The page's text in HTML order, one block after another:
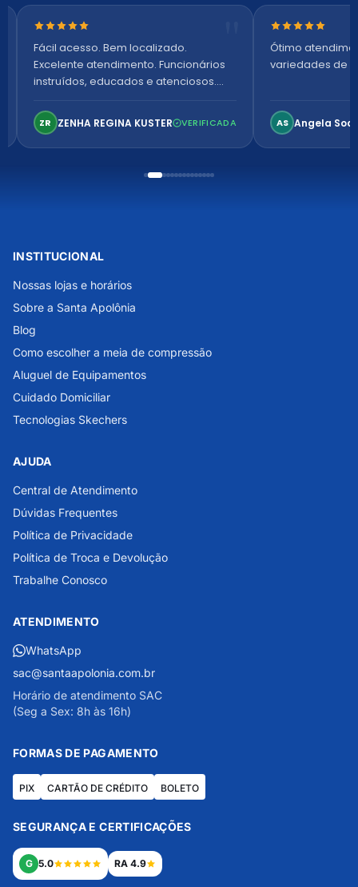
Nota 5 de 5 estrelas
Fácil acesso. Bem localizado.
Excelente atendimento. Funcionários
instruídos, educados e atenciosos.
confortável. Perfeito!
ZR ZENHA REGINA KUSTER VERIFICADA
Nota 5 de 5
Ótimo
variedades de
AS Angela
INSTITUCIONAL
Nossas lojas e horários
Sobre a Santa Apolônia
Blog
Como escolher a meia de compressão
Aluguel de Equipamentos
Cuidado Domiciliar
Tecnologias Skechers
AJUDA
Central de Atendimento
Dúvidas Frequentes
Política de Privacidade
Política de Troca e Devolução
Trabalhe Conosco
ATENDIMENTO
WhatsApp
sac@santaapolonia.com.br
Horário de atendimento SAC
(Seg a Sex: 8h às 16h)
FORMAS DE PAGAMENTO
PIX CARTÃO DE CRÉDITO BOLETO
SEGURANÇA E CERTIFICAÇÕES
G 5.0 RA 4.9